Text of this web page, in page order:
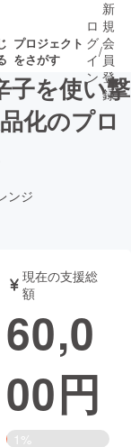
プロジェクト
をさがす
いプ
書籍・雑誌
チャレンジ
ロ
グ
イ
ン
/
新
規
会
員
登
録
子を使い撃
化のプロ
ンジ
現在の支援総
額
60,0
00円
1%